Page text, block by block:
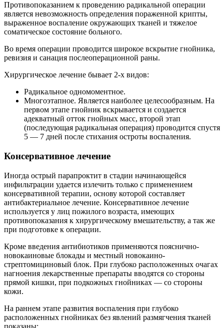
Противопоказанием к проведению радикальной операции
является невозможность определения пораженной крипты,
выраженное воспаление окружающих тканей и тяжелое
соматическое состояние больного.
Во время операции проводится широкое вскрытие гнойника,
ревизия и санация послеоперационной раны.
Хирургическое лечение бывает 2-х видов:
Радикальное одномоментное.
Многоэтапное. Является наиболее целесообразным. На
первом этапе гнойник вскрывается и создается
адекватный отток гнойных масс, второй этап
(последующая радикальная операция) проводится спустя
5 — 7 дней после стихания остроты воспаления.
Консервативное лечение
Иногда острый парапроктит в стадии начинающейся
инфильтрации удается излечить только с применением
консервативной терапии, основу которой составляет
антибактериальное лечение. Консервативное лечение
используется у лиц пожилого возраста, имеющих
противопоказания к хирургическому вмешательству, а так же
при подготовке к операции.
Кроме введения антибиотиков применяются пояснично-
новокаиновые блокады и местный новокаино-
стрептомициновый блок. При глубоко расположенных очагах
нагноения лекарственные препараты вводятся со стороны
прямой кишки, при подкожных гнойниках — со стороны
кожи.
На раннем этапе развития воспаления при глубоко
расположенных гнойниках без явлений размягчения тканей
показаны: